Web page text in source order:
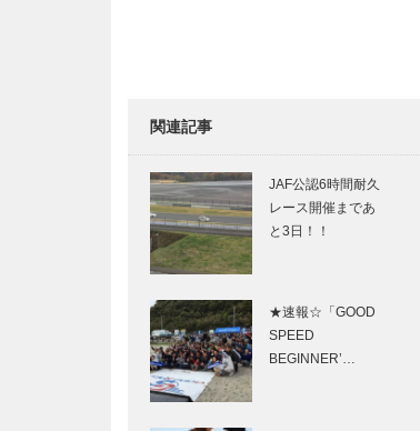
関連記事
JAF公認6時間耐久
レース開催まであ
と3日！！
★速報☆「GOOD
SPEED
BEGINNER’…